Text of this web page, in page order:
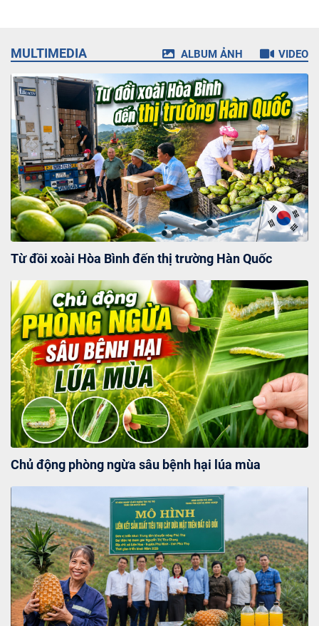
Phát triển nông thôn
Chất lượng, chế biến và thị trường
Khuyến nông
Đất đai
Tài nguyên nước
Địa chất và khoáng sản
Môi trường
Biến đổi khí hậu
Bảo tồn và đa dạng sinh học
Khí tượng thủy văn
Đo đạc, bản đồ và thông tin địa lý
MULTIMEDIA ALBUM ẢNH VIDEO
Từ đồi xoài Hòa Bình đến thị trường Hàn Quốc
Chủ động phòng ngừa sâu bệnh hại lúa mùa